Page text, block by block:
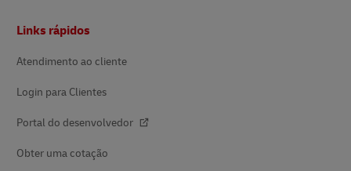
Links rápidos
Atendimento ao cliente
Login para Clientes
Portal do desenvolvedor
Obter uma cotação